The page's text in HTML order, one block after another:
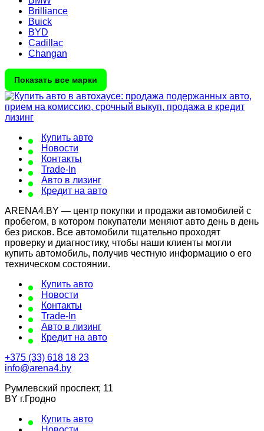
Brilliance
Buick
BYD
Cadillac
Changan
Показать все марки
Купить авто
Новости
Контакты
Trade-In
Авто в лизинг
Кредит на авто
ARENA4.BY — центр покупки и продажи автомобилей с
пробегом, в котором покупатели меняют авто день в день
без рисков. Все автомобили тщательно проходят
проверку и диагностику, чтобы наши клиенты могли
купить автомобиль, получив честную информацию о его
техническом состоянии.
Купить авто
Новости
Контакты
Trade-In
Авто в лизинг
Кредит на авто
+375 (33) 618 18 23
info@arena4.by
Румлевский проспект, 11
BY г.Гродно
Купить авто